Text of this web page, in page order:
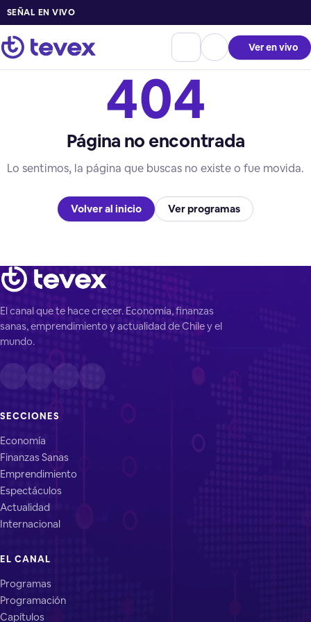
SEÑAL EN VIVO
Ver en vivo
404
Página no encontrada
Lo sentimos, la página que buscas no existe o fue movida.
Volver al inicio Ver programas
El canal que te hace crecer. Economía, finanzas
sanas, emprendimiento y actualidad de Chile y el
mundo.
SECCIONES
Economía
Finanzas Sanas
Emprendimiento
Espectáculos
Actualidad
Internacional
EL CANAL
Programas
Programación
Capítulos